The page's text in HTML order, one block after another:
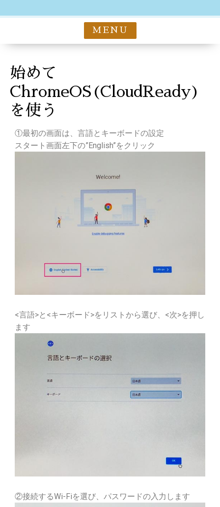
MENU
始めて
ChromeOS(CloudReady)
を使う
①最初の画面は、言語とキーボードの設定
スタート画面左下の”English”をクリック
<言語>と<キーボード>をリストから選び、<次>を押し
ます
②接続するWi-Fiを選び、パスワードの入力します